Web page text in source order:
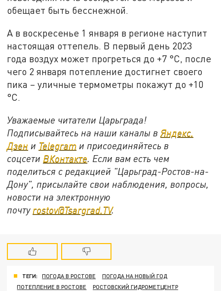
обещает быть бесснежной.
А в воскресенье 1 января в регионе наступит
настоящая оттепель. В первый день 2023
года воздух может прогреться до +7 °С, после
чего 2 января потепление достигнет своего
пика – уличные термометры покажут до +10
°С.
Уважаемые читатели Царьграда!
Подписывайтесь на наши каналы в Яндекс.
Дзен и Telegram и присоединяйтесь в
соцсети ВКонтакте . Если вам есть чем
поделиться с редакцией "Царьград-Ростов-на-
Дону", присылайте свои наблюдения, вопросы,
новости на электронную
почту rostov@Tsargrad.ТV.
ТЕГИ: ПОГОДА В РОСТОВЕ
ПОГОДА НА НОВЫЙ ГОД
ПОТЕПЛЕНИЕ В РОСТОВЕ
РОСТОВСКИЙ ГИДРОМЕТЦЕНТР